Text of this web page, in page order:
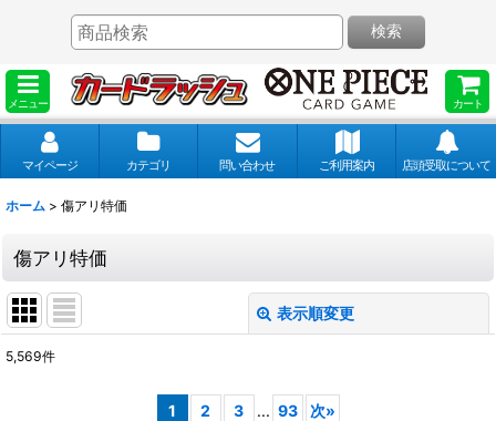
メニュー カート
検索
マイページ カテゴリ 問い合わせ ご利用案内 店頭受取について
ホーム > 傷アリ特価
傷アリ特価
表示順変更
5,569件
1 2 3 ... 93 次»